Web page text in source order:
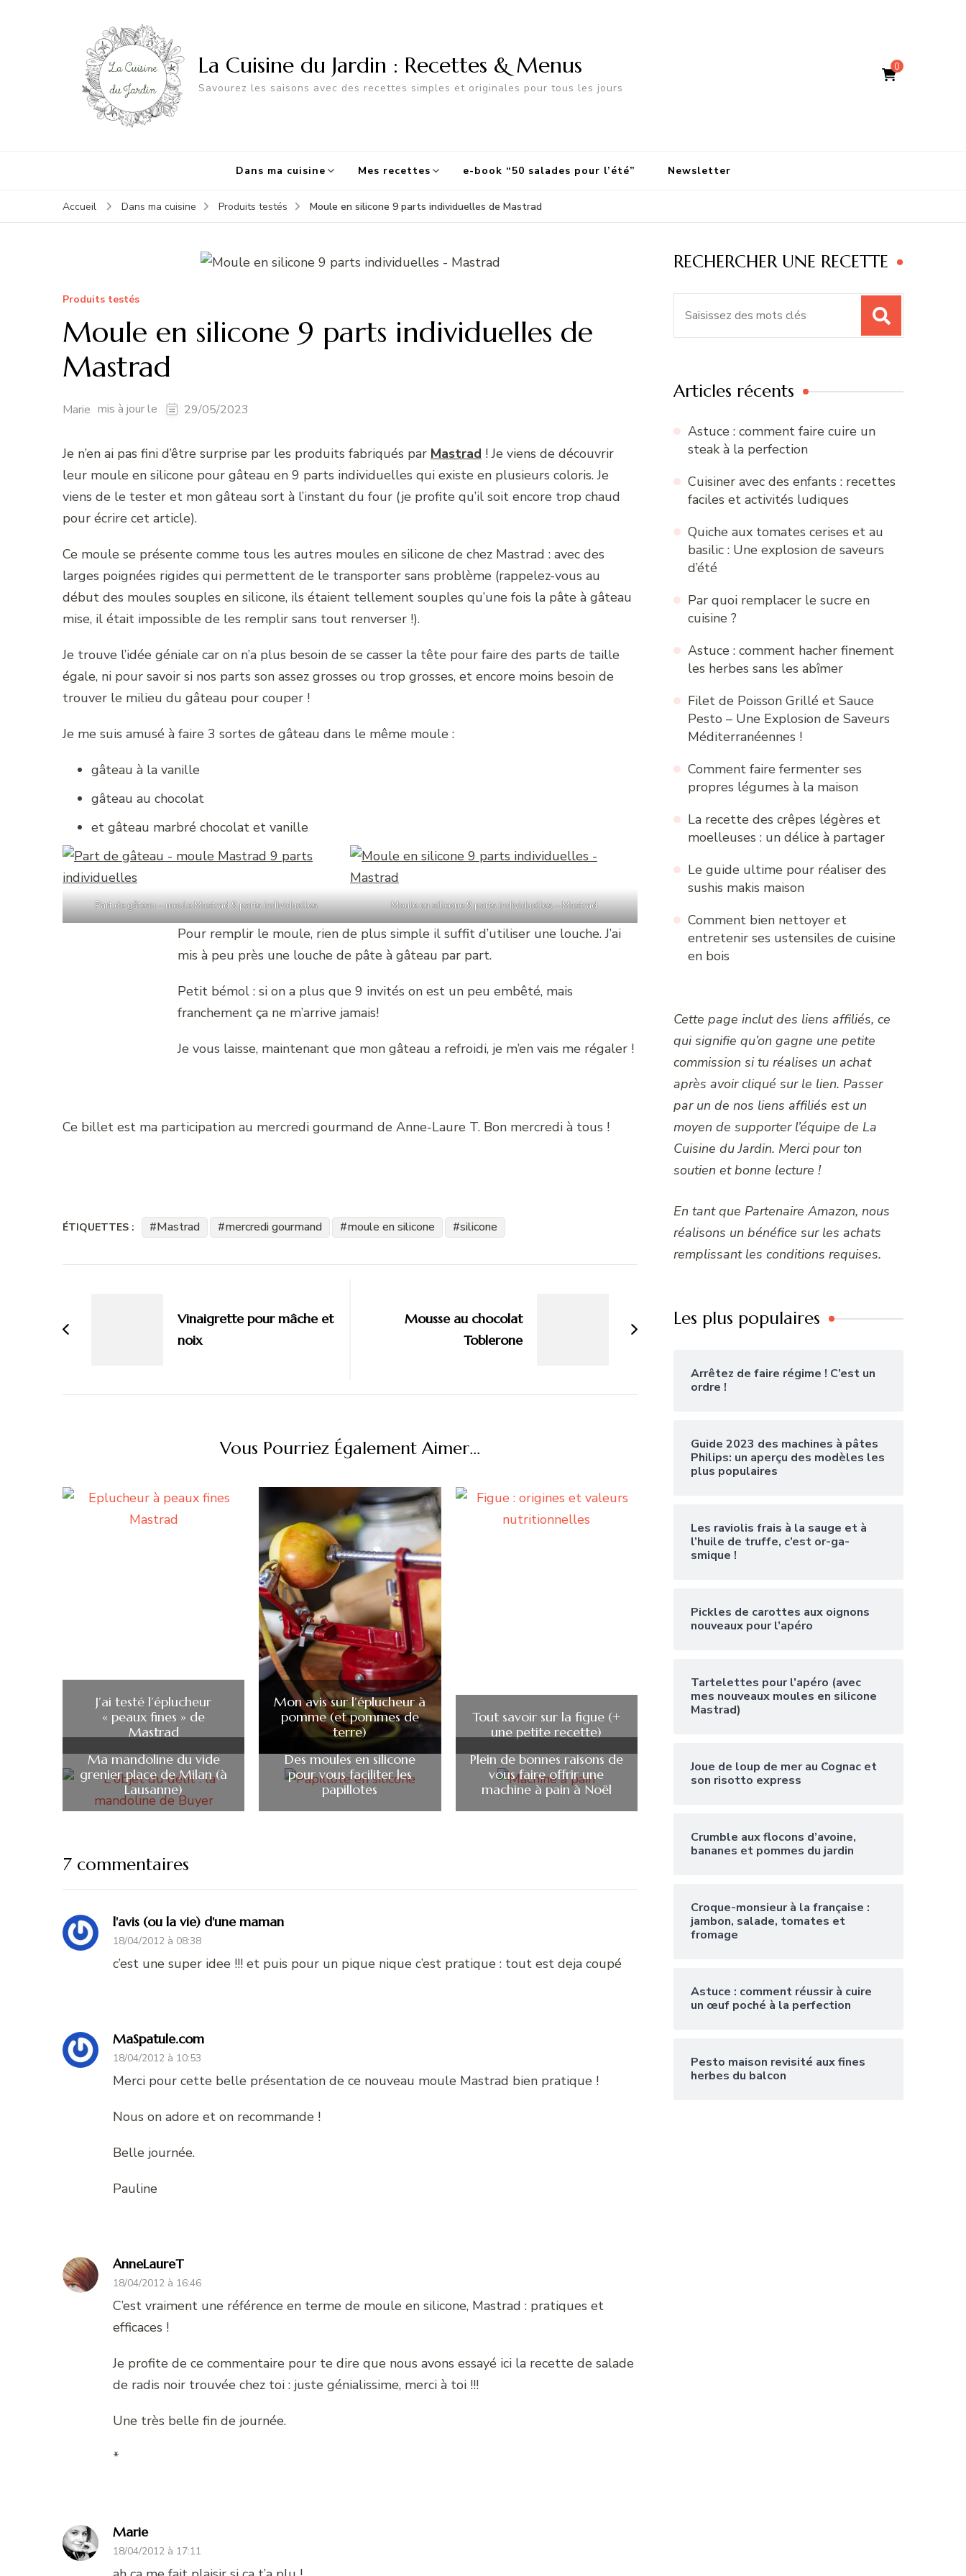
0
La Cuisine du Jardin : Recettes & Menus
Savourez les saisons avec des recettes simples et originales pour tous les jours
Dans ma cuisine Mes recettes e-book “50 salades pour l’été” Newsletter
Accueil Dans ma cuisine Produits testés Moule en silicone 9 parts individuelles de Mastrad
Produits testés
Moule en silicone 9 parts individuelles de
Mastrad
Marie mis à jour le 29/05/2023
Je n’en ai pas fini d’être surprise par les produits fabriqués par Mastrad ! Je viens de découvrir
leur moule en silicone pour gâteau en 9 parts individuelles qui existe en plusieurs coloris. Je
viens de le tester et mon gâteau sort à l’instant du four (je profite qu’il soit encore trop chaud
pour écrire cet article).
Ce moule se présente comme tous les autres moules en silicone de chez Mastrad : avec des
larges poignées rigides qui permettent de le transporter sans problème (rappelez-vous au
début des moules souples en silicone, ils étaient tellement souples qu’une fois la pâte à gâteau
mise, il était impossible de les remplir sans tout renverser !).
Je trouve l’idée géniale car on n’a plus besoin de se casser la tête pour faire des parts de taille
égale, ni pour savoir si nos parts son assez grosses ou trop grosses, et encore moins besoin de
trouver le milieu du gâteau pour couper !
Je me suis amusé à faire 3 sortes de gâteau dans le même moule :
gâteau à la vanille
gâteau au chocolat
et gâteau marbré chocolat et vanille
Part de gâteau – moule Mastrad 9 parts individuelles Moule en silicone 9 parts individuelles – Mastrad
Pour remplir le moule, rien de plus simple il suffit d’utiliser une louche. J’ai
mis à peu près une louche de pâte à gâteau par part.
Petit bémol : si on a plus que 9 invités on est un peu embêté, mais
franchement ça ne m’arrive jamais!
Je vous laisse, maintenant que mon gâteau a refroidi, je m’en vais me régaler !
Ce billet est ma participation au mercredi gourmand de Anne-Laure T. Bon mercredi à tous !
ÉTIQUETTES : Mastrad mercredi gourmand moule en silicone silicone
Vinaigrette pour mâche et
noix
Mousse au chocolat
Toblerone
Vous Pourriez Également Aimer...
J’ai testé l’éplucheur
« peaux fines » de
Mastrad
Mon avis sur l’éplucheur à
pomme (et pommes de
terre)
Tout savoir sur la figue (+
une petite recette)
Ma mandoline du vide
grenier place de Milan (à
Lausanne)
Des moules en silicone
pour vous faciliter les
papillotes
Plein de bonnes raisons de
vous faire offrir une
machine à pain à Noël
7 commentaires
l'avis (ou la vie) d'une maman
18/04/2012 à 08:38
c’est une super idee !!! et puis pour un pique nique c’est pratique : tout est deja coupé
MaSpatule.com
18/04/2012 à 10:53
Merci pour cette belle présentation de ce nouveau moule Mastrad bien pratique !
Nous on adore et on recommande !
Belle journée.
Pauline
AnneLaureT
18/04/2012 à 16:46
C’est vraiment une référence en terme de moule en silicone, Mastrad : pratiques et
efficaces !
Je profite de ce commentaire pour te dire que nous avons essayé ici la recette de salade
de radis noir trouvée chez toi : juste génialissime, merci à toi !!!
Une très belle fin de journée.
*
Marie
18/04/2012 à 17:11
RECHERCHER UNE RECETTE
Articles récents
Astuce : comment faire cuire un
steak à la perfection
Cuisiner avec des enfants : recettes
faciles et activités ludiques
Quiche aux tomates cerises et au
basilic : Une explosion de saveurs
d’été
Par quoi remplacer le sucre en
cuisine ?
Astuce : comment hacher finement
les herbes sans les abîmer
Filet de Poisson Grillé et Sauce
Pesto – Une Explosion de Saveurs
Méditerranéennes !
Comment faire fermenter ses
propres légumes à la maison
La recette des crêpes légères et
moelleuses : un délice à partager
Le guide ultime pour réaliser des
sushis makis maison
Comment bien nettoyer et
entretenir ses ustensiles de cuisine
en bois
Cette page inclut des liens affiliés, ce
qui signifie qu’on gagne une petite
commission si tu réalises un achat
après avoir cliqué sur le lien. Passer
par un de nos liens affiliés est un
moyen de supporter l’équipe de La
Cuisine du Jardin. Merci pour ton
soutien et bonne lecture !
En tant que Partenaire Amazon, nous
réalisons un bénéfice sur les achats
remplissant les conditions requises.
Les plus populaires
Arrêtez de faire régime ! C’est un
ordre !
Guide 2023 des machines à pâtes
Philips: un aperçu des modèles les
plus populaires
Les raviolis frais à la sauge et à
l’huile de truffe, c’est or-ga-
smique !
Pickles de carottes aux oignons
nouveaux pour l’apéro
Tartelettes pour l’apéro (avec
mes nouveaux moules en silicone
Mastrad)
Joue de loup de mer au Cognac et
son risotto express
Crumble aux flocons d’avoine,
bananes et pommes du jardin
Croque-monsieur à la française :
jambon, salade, tomates et
fromage
Astuce : comment réussir à cuire
un œuf poché à la perfection
Pesto maison revisité aux fines
herbes du balcon